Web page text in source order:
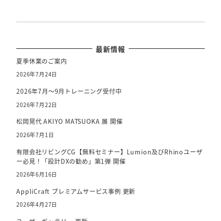
最新情報
夏季休業のご案内
2026年7月24日
2026年7月～9月トレーニング受付中
2026年7月22日
松岡晃代 AKIYO MATSUOKA 展 開催
2026年7月1日
有限会社リビングCG【無料セミナー】Lumion及びRhinoユーザ
ー必見！「設計DXの勧め」第1弾 開催
2026年6月16日
AppliCraft プレミアムサービス事例 更新
2026年4月27日